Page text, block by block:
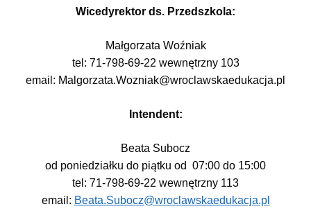
Wicedyrektor ds. Przedszkola:
Małgorzata Woźniak
tel: 71-798-69-22 wewnętrzny 103
email: Malgorzata.Wozniak@wroclawskaedukacja.pl
Intendent:
Beata Subocz
od poniedziałku do piątku od 07:00 do 15:00
tel: 71-798-69-22 wewnętrzny 113
email: Beata.Subocz@wroclawskaedukacja.pl